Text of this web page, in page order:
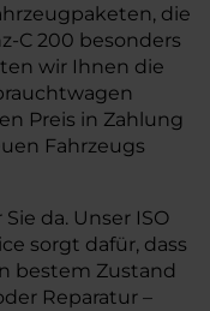
die
C 200 besonders
wir Ihnen die
Preis in Zahlung
Fahrzeugs
da. Unser ISO
sorgt dafür, dass
bestem Zustand
Reparatur –